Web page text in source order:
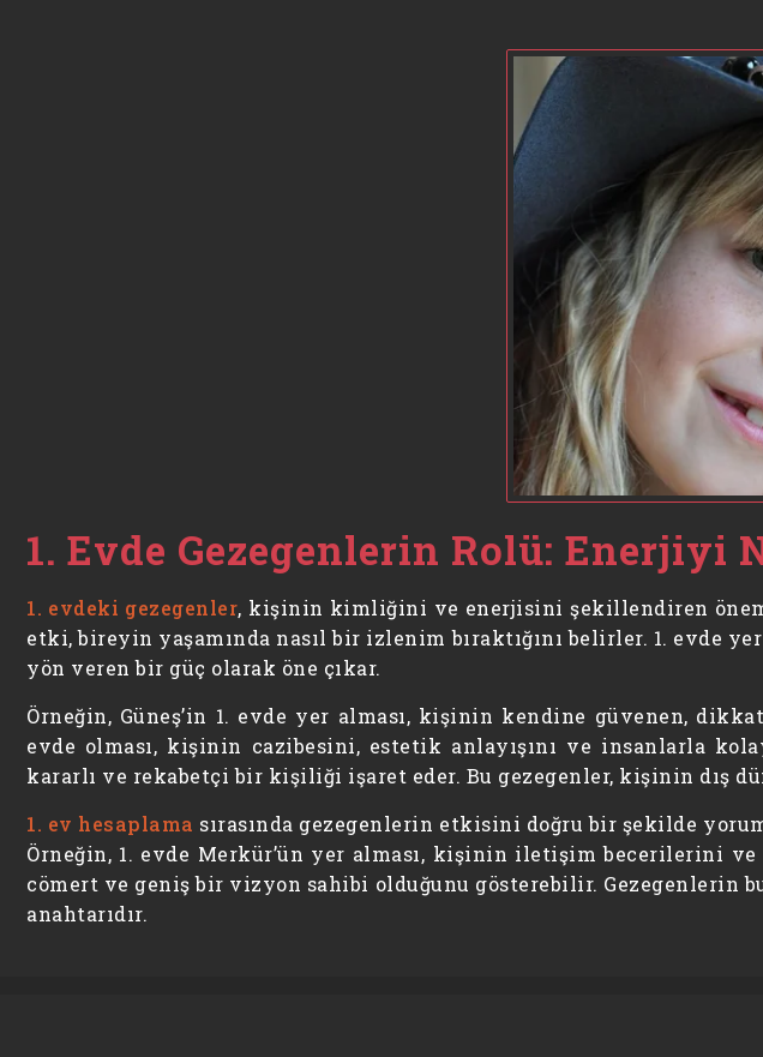
1. Evde Gezegenlerin Rolü: Enerjiyi
1. evdeki gezegenler, kişinin kimliğini ve enerjisini şekillendiren
etki, bireyin yaşamında nasıl bir izlenim bıraktığını belirler. 1. evde
yön veren bir güç olarak öne çıkar.
Örneğin, Güneş’in 1. evde yer alması, kişinin kendine güvenen,
evde olması, kişinin cazibesini, estetik anlayışını ve insanlarla
kararlı ve rekabetçi bir kişiliği işaret eder. Bu gezegenler, kişinin dış
1. ev hesaplama sırasında gezegenlerin etkisini doğru bir şekilde
Örneğin, 1. evde Merkür’ün yer alması, kişinin iletişim becerilerini
cömert ve geniş bir vizyon sahibi olduğunu gösterebilir.
anahtarıdır.